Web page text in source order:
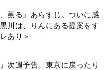
薫る』あらすじ。ついに感
川は、りんにある提案をす
あり＞
』次週予告。東京に戻ったり